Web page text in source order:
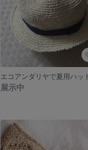
エコアンダリヤで夏用ハッ
展示中